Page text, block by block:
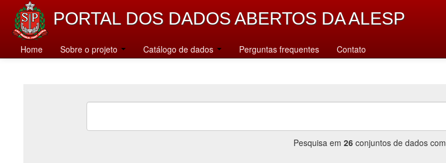
PORTAL DOS DADOS ABERTOS DA ALESP
Home Sobre o projeto Catálogo de dados Perguntas frequentes Contato
Pesquisa em 26 conjuntos de dados com